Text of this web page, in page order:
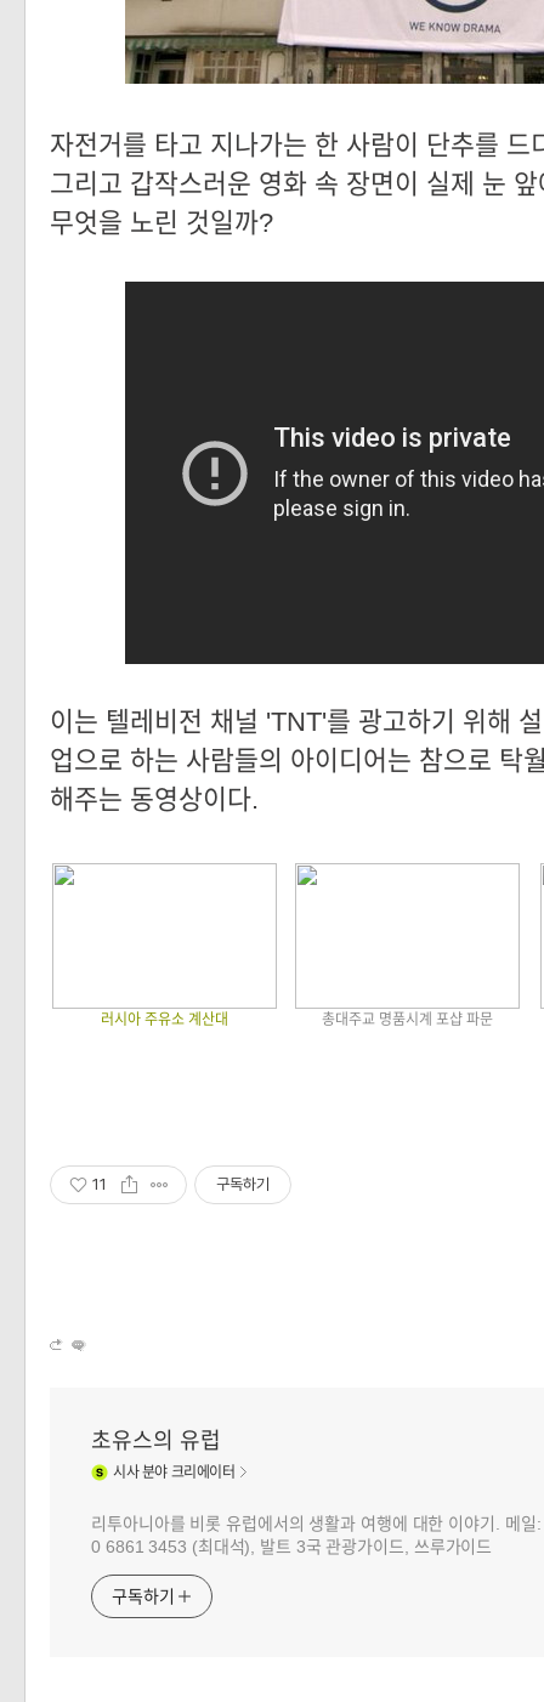
자전거를 타고 지나가는 한 사람이 단추를 드
그리고 갑작스러운 영화 속 장면이 실제 눈
무엇을 노린 것일까?
이는 텔레비전 채널 'TNT'를 광고하기 위해
업으로 하는 사람들의 아이디어는 참으로 탁
해주는 동영상이다.
러시아 주유소 계산대 총대주교 명품시계 포샵 파문
11 구독하기
초유스의 유럽
시사분야 크리에이터
리투아니아를 비롯 유럽에서의 생활과 여행에 대한 이야기. 메
0 6861 3453 (최대석), 발트 3국 관광가이드, 쓰루가이드
구독하기